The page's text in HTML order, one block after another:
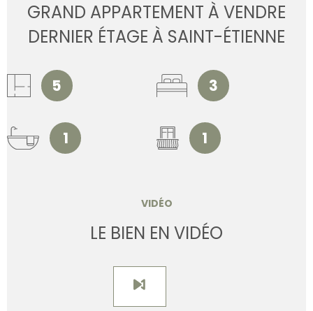
GRAND APPARTEMENT À VENDRE
DERNIER ÉTAGE À SAINT-ÉTIENNE
5 3
1 1
VIDÉO
LE BIEN EN VIDÉO